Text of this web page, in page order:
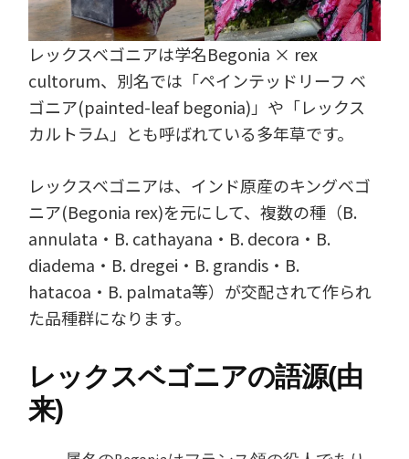
レックスベゴニアは学名Begonia × rex
cultorum、別名では「ペインテッドリーフ ベ
ゴニア(painted-leaf begonia)」や「レックス
カルトラム」とも呼ばれている多年草です。
レックスベゴニアは、インド原産のキングベゴ
ニア(Begonia rex)を元にして、複数の種（B.
annulata・B. cathayana・B. decora・B.
diadema・B. dregei・B. grandis・B.
hatacoa・B. palmata等）が交配されて作られ
た品種群になります。
レックスベゴニアの語源(由
来)